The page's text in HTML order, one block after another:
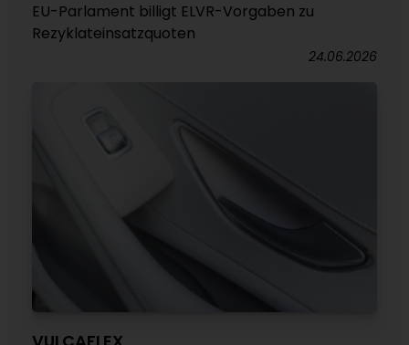
EU-Parlament billigt ELVR-Vorgaben zu
Rezyklateinsatzquoten
24.06.2026